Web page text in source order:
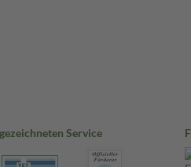
Service